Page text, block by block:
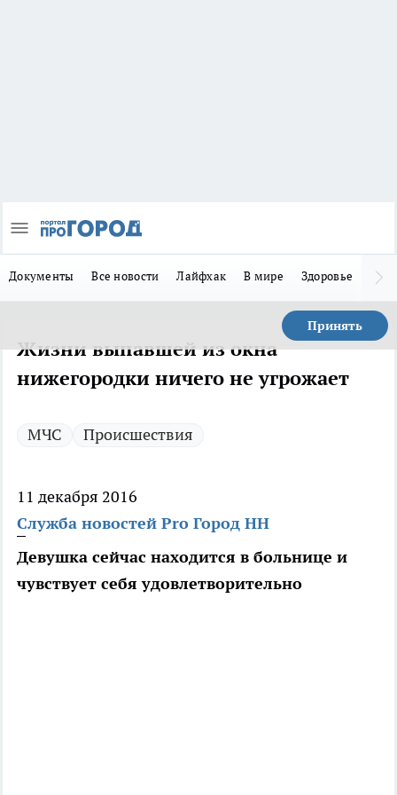
Документы Все новости Лайфхак В мире Здоровье
Принять
Жизни выпавшей из окна
нижегородки ничего не угрожает
МЧС Происшествия
11 декабря 2016
Служба новостей Pro Город НН
Девушка сейчас находится в больнице и
чувствует себя удовлетворительно